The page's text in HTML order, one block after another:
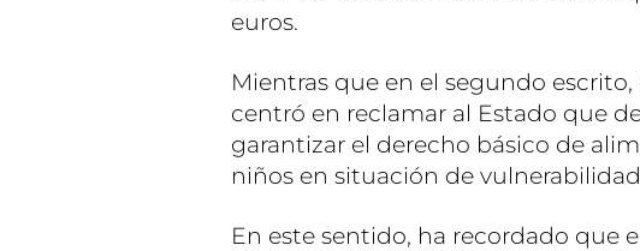
euros.
Mientras que en el segundo escrito,
centró en reclamar al Estado que
garantizar el derecho básico de
niños en situación de
En este sentido, ha recordado que